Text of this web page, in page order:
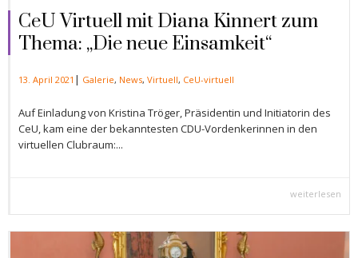
CeU Virtuell mit Diana Kinnert zum
Thema: „Die neue Einsamkeit“
13. April 2021 | Galerie, News, Virtuell, CeU-virtuell
Auf Einladung von Kristina Tröger, Präsidentin und Initiatorin des
CeU, kam eine der bekanntesten CDU-Vordenkerinnen in den
virtuellen Clubraum:...
weiterlesen